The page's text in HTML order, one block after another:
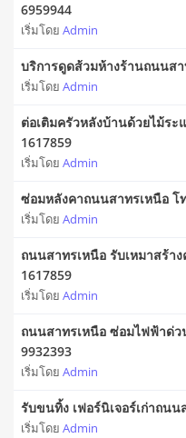
6959944
เริ่มโดย Admin
บริการดูดส้วมห้างร้านถนนส
เริ่มโดย Admin
ต่อเติมครัวหลังบ้านด้วยไม้ร
1617859
เริ่มโดย Admin
ซ่อมหลังคาถนนสาทรเหนือ โ
เริ่มโดย Admin
ถนนสาทรเหนือ รับเหมาสร้า
1617859
เริ่มโดย Admin
ถนนสาทรเหนือ ซ่อมไฟฟ้าด่ว
9932393
เริ่มโดย Admin
รับขนทิ้ง เฟอร์นิเจอร์เก่าถน
เริ่มโดย Admin